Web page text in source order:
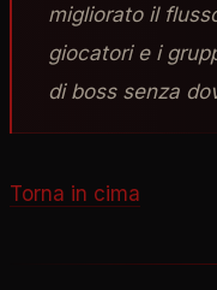
migliorato il
giocatori e i
di boss senza
Torna in cima